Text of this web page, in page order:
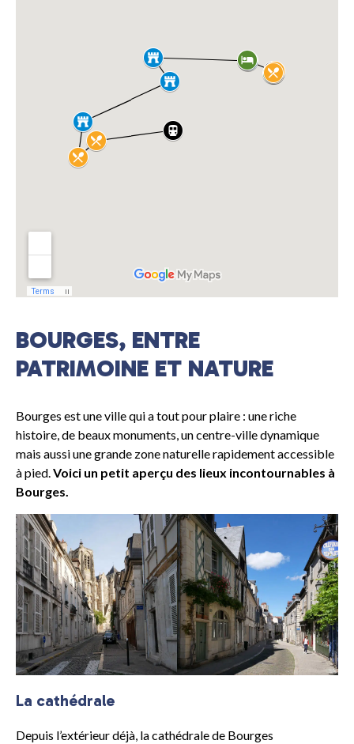
BOURGES, ENTRE
PATRIMOINE ET NATURE
Bourges est une ville qui a tout pour plaire : une riche
histoire, de beaux monuments, un centre-ville dynamique
mais aussi une grande zone naturelle rapidement accessible
à pied.Voici un petit aperçu des lieux incontournables à
Bourges.
La cathédrale
Depuis l’extérieur déjà, la cathédrale de Bourges